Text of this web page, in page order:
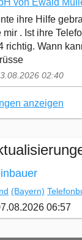
von Ewald
ihre Hilfe
. Ist ihre
richtig. Wann
02:40
anzeigen
(Bayern)
06:57